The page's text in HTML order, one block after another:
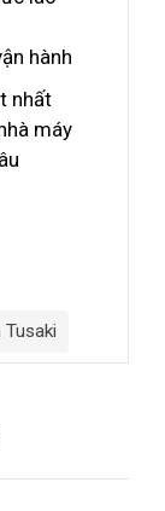
hành
nhất
máy